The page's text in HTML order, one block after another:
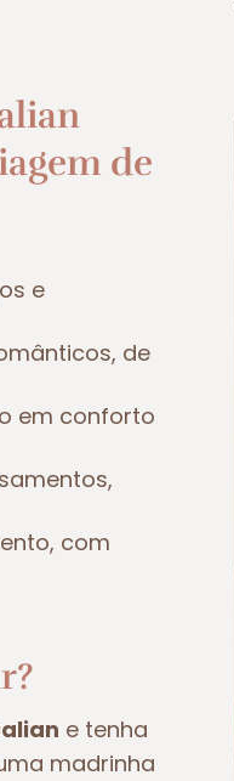
de
e
de
em conforto
com
e tenha
madrinha